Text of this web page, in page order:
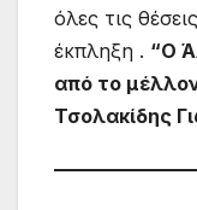
όλες τις
έκπληξη . “Ο
από το
Τσολακίδης